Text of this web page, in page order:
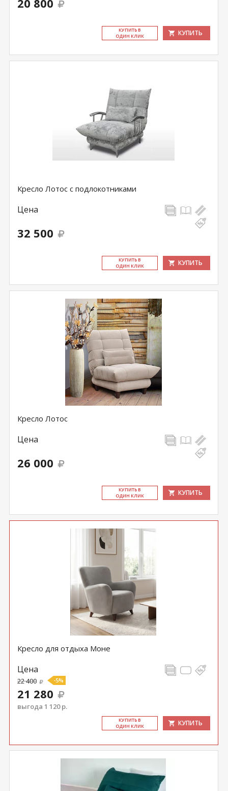
20 800
КУ­ПИТЬ В
ОДИН КЛИК
КУПИТЬ
Кресло Лотос с подлокотниками
Цена
32 500
КУ­ПИТЬ В
ОДИН КЛИК
КУПИТЬ
Кресло Лотос
Цена
26 000
КУ­ПИТЬ В
ОДИН КЛИК
КУПИТЬ
Кресло для отдыха Моне
Цена
22 400 -5%
21 280
выгода 1 120 р.
КУ­ПИТЬ В
ОДИН КЛИК
КУПИТЬ